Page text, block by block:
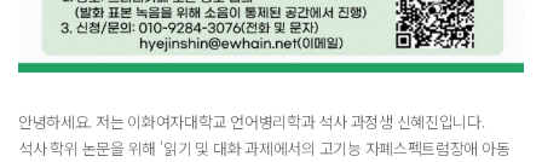
안녕하세요. 저는 이화여자대학교 언어병리학과 석사 과정생 신혜진입니다.
석사 학위 논문을 위해 '읽기 및 대화 과제에서의 고기능 자폐스펙트럼장애 아동